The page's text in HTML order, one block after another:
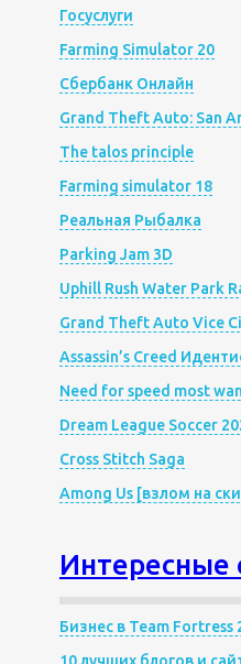
Госуслуги
Farming Simulator 20
Сбербанк Онлайн
Grand Theft Auto: San
The talos principle
Farming simulator 18
Реальная Рыбалка
Parking Jam 3D
Uphill Rush Water Park
Grand Theft Auto Vice
Assassin’s Creed
Need for speed most
Dream League Soccer
Cross Stitch Saga
Among Us [взлом на
Интересные
Бизнес в Team Fortress